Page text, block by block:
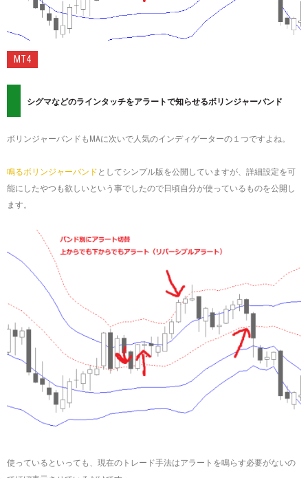
MT4
シグマなどのラインタッチをアラートで知らせるボリンジャーバンド
ボリンジャーバンドもMAに次いで人気のインディゲーターの１つですよね。
鳴るボリンジャーバンド としてシンプル版を公開していますが、詳細設定を可
能にしたやつも欲しいという事でしたので日頃自分が使っているものを公開し
ます。
使っているといっても、現在のトレード手法はアラートを鳴らす必要がないの